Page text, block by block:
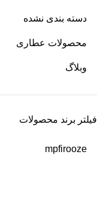
دسته بندی نشده
محصولات عطاری
وبلاگ
فیلتر برند محصولات
mpfirooze